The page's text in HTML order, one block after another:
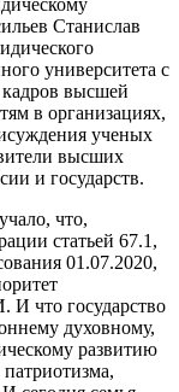
Станислав
университета с
высшей
в организациях,
ученых
высших
и государств.
что,
статьей 67.1,
01.07.2020,
И что государство
духовному,
развитию